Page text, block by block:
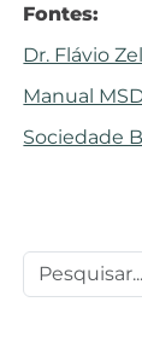
Fontes:
Dr. Flávio
Manual
Sociedade